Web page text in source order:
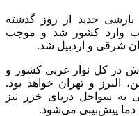
بارشی جدید از روز گذشته
شمال غرب وارد کشور شد و موجب
شرقی و اردبیل شد.
گستره بارش در کل نوار غربی کشور و
البرز و تهران خواهد بود.
به سواحل دریای خزر نیز
دما پیش‌بینی می‌شود.